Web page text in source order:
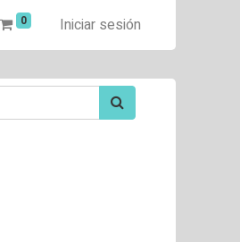
0 Iniciar sesión